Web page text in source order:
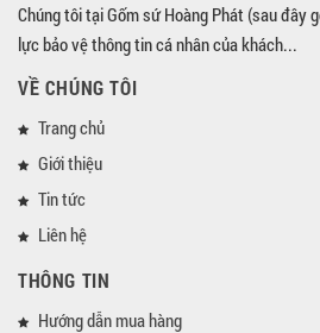
Chúng tôi tại Gốm sứ Hoàng Phát (sau đây
lực bảo vệ thông tin cá nhân của khách...
VỀ CHÚNG TÔI
Trang chủ
Giới thiệu
Tin tức
Liên hệ
THÔNG TIN
Hướng dẫn mua hàng